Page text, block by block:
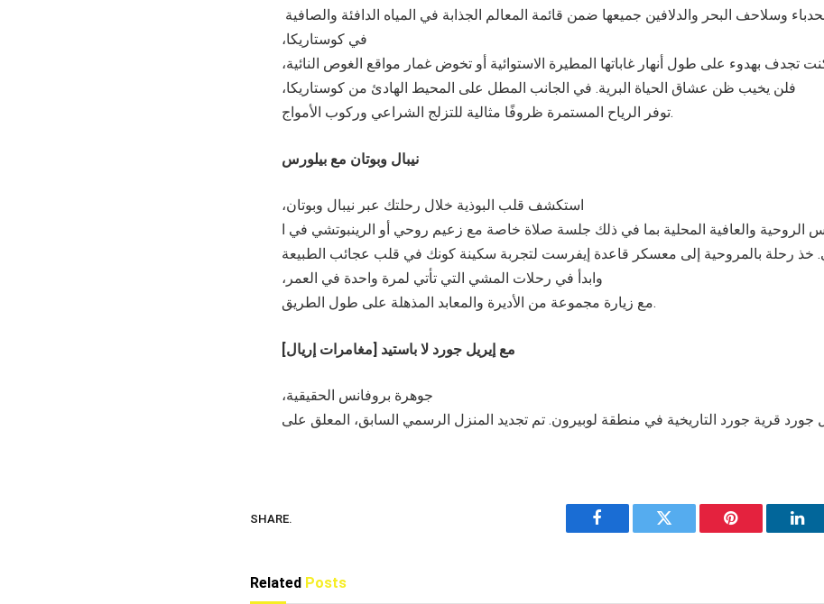
وسلاحف البحر والدلافين جميعها ضمن قائمة المعالم الجذابة في المياه الدافئة والصافية
في كوستاريكا،
تجدف بهدوء على طول أنهار غاباتها المطيرة الاستوائية أو تخوض غمار مواقع الغوص النائية،
فلن يخيب ظن عشاق الحياة البرية. في الجانب المطل على المحيط الهادئ من كوستاريكا،
توفر الرياح المستمرة ظروفًا مثالية للتزلج الشراعي وركوب الأمواج.
نيبال وبوتان مع بيلورس
استكشف قلب البوذية خلال رحلتك عبر نيبال وبوتان،
والعافية المحلية بما في ذلك جلسة صلاة خاصة مع زعيم روحي أو الرينبوتشي في ا
خذ رحلة بالمروحية إلى معسكر قاعدة إيفرست لتجربة سكينة كونك في قلب عجائب الطبيعة
وابدأ في رحلات المشي التي تأتي لمرة واحدة في العمر،
مع زيارة مجموعة من الأديرة والمعابد المذهلة على طول الطريق.
[ مغامرات إريال ] مع إيريل جورد لا باستيد
جوهرة بروفانس الحقيقية،
جورد قرية جورد التاريخية في منطقة لوبيرون. تم تجديد المنزل الرسمي السابق، المعلق على
SHARE.
Facebook Twitter Pinterest
Related Posts